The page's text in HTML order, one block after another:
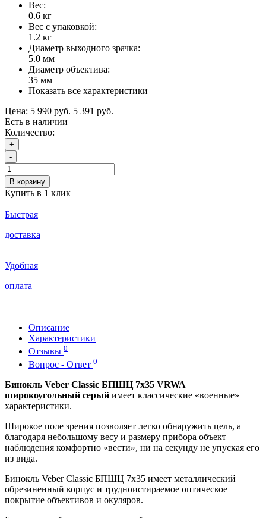
Вес:
0.6 кг
Вес с упаковкой:
1.2 кг
Диаметр выходного зрачка:
5.0 мм
Диаметр объектива:
35 мм
Показать все характеристики
Цена: 5 990 руб. 5 391 руб.
Есть в наличии
Количество:
+
-
В корзину
Купить в 1 клик
Быстрая
доставка
Удобная
оплата
Описание
Характеристики
Отзывы 0
Вопрос - Ответ 0
Бинокль Veber Classic БПШЦ 7x35 VRWA
широкоугольный серый имеет классические «военные»
характеристики.
Широкое поле зрения позволяет легко обнаружить цель, а
благодаря небольшому весу и размеру прибора объект
наблюдения комфортно «вести», ни на секунду не упуская его
из вида.
Бинокль Veber Classic БПШЦ 7x35 имеет металлический
обрезиненный корпус и трудноистираемое оптическое
покрытие объективов и окуляров.